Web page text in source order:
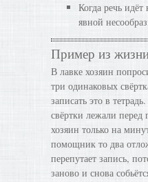
Когда речь
явной
Пример из
В лавке хозяин
три одинаковых
записать это в
свёртки лежали перед
хозяин только на
помощник то два
перепутает запись,
заново и снова